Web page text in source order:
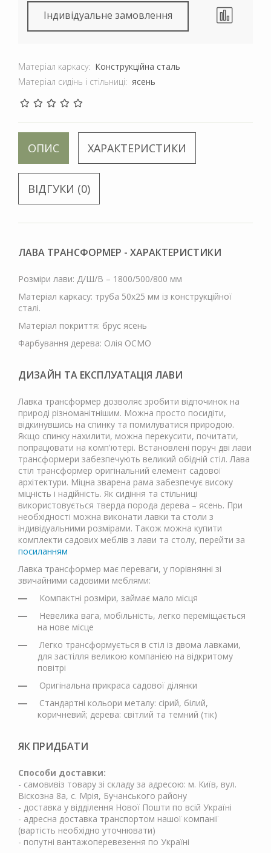
Індивідуальне замовлення
Матеріал каркасу: Конструкційна сталь
Матеріал сидінь і стільниці: ясень
ОПИС ХАРАКТЕРИСТИКИ
ВІДГУКИ (0)
ЛАВА ТРАНСФОРМЕР - ХАРАКТЕРИСТИКИ
Розміри лави: Д/Ш/В – 1800/500/800 мм
Матеріал каркасу: труба 50х25 мм із конструкційної
сталі.
Матеріал покриття: брус ясень
Фарбування дерева: Олія ОСМО
ДИЗАЙН ТА ЕКСПЛУАТАЦІЯ ЛАВИ
Лавка трансформер дозволяє зробити відпочинок на
природі різноманітнішим. Можна просто посидіти,
відкинувшись на спинку та помилуватися природою.
Якщо спинку нахилити, можна перекусити, почитати,
попрацювати на комп'ютері. Встановлені поруч дві лави
трансформери забезпечують великий обідній стіл. Лава
стіл трансформер оригінальний елемент садової
архітектури. Міцна зварена рама забезпечує високу
міцність і надійність. Як сидіння та стільниці
використовується тверда порода дерева – ясень. При
необхідності можна виконати лавки та столи з
індивідуальними розмірами. Також можна купити
комплекти садових меблів з лави та столу, перейти за
посиланням
Лавка трансформер має переваги, у порівнянні зі
звичайними садовими меблями:
Компактні розміри, займає мало місця
Невелика вага, мобільність, легко переміщається
на нове місце
Легко трансформується в стіл із двома лавками,
для застілля великою компанією на відкритому
повітрі
Оригінальна прикраса садової ділянки
Стандартні кольори металу: сірий, білий,
коричневий; дерева: світлий та темний (тік)
ЯК ПРИДБАТИ
Способи доставки:
- самовивіз товару зі складу за адресою: м. Київ, вул.
Віскозна 8а, с. Мрія, Бучанського району
- доставка у відділення Нової Пошти по всій Україні
- адресна доставка транспортом нашої компанії
(вартість необхідно уточнювати)
- попутні вантажоперевезення по Україні